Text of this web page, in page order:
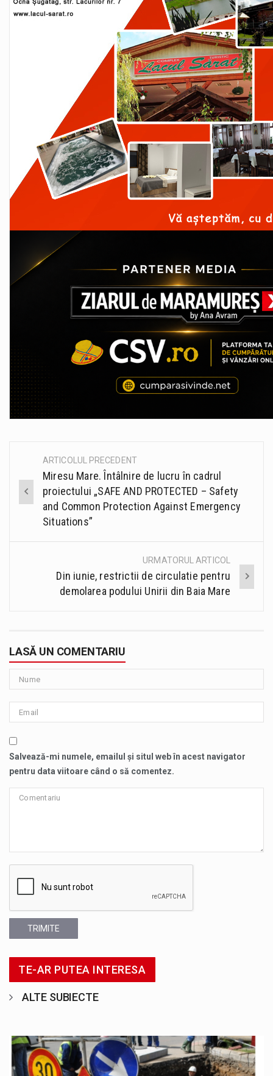
Post
navigation
ARTICOLUL PRECEDENT
Miresu Mare. Întâlnire de lucru în cadrul
proiectului „SAFE AND PROTECTED – Safety
and Common Protection Against Emergency
Situations”
URMATORUL ARTICOL
Din iunie, restrictii de circulatie pentru
demolarea podului Unirii din Baia Mare
LASĂ UN COMENTARIU
Salvează-mi numele, emailul și situl web în acest navigator
pentru data viitoare când o să comentez.
TRIMITE
TE-AR PUTEA INTERESA
ALTE SUBIECTE